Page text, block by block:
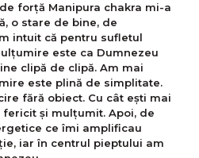
forță Manipura chakra mi-a
o stare de bine, de
intuit că pentru sufletul
este ca Dumnezeu
clipă de clipă. Am mai
este plină de simplitate.
fără obiect. Cu cât ești mai
și mulțumit. Apoi, de
ce îmi amplificau
iar în centrul pieptului am